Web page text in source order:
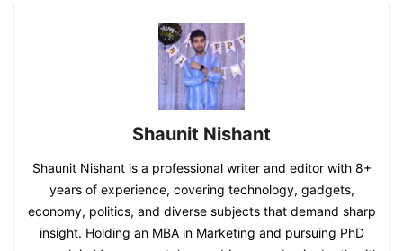
Shaunit Nishant
Shaunit Nishant is a professional writer and editor with 8+
years of experience, covering technology, gadgets,
economy, politics, and diverse subjects that demand sharp
insight. Holding an MBA in Marketing and pursuing PhD